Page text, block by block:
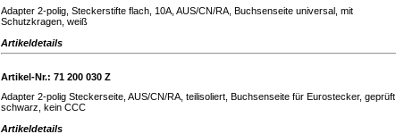
Adapter 2-polig, Steckerstifte flach, 10A, AUS/CN/RA, Buchsenseite universal, mit
Schutzkragen, weiß
Artikeldetails
Artikel-Nr.: 71 200 030 Z
Adapter 2-polig Steckerseite, AUS/CN/RA, teilisoliert, Buchsenseite für Eurostecker, geprüft,
schwarz, kein CCC
Artikeldetails